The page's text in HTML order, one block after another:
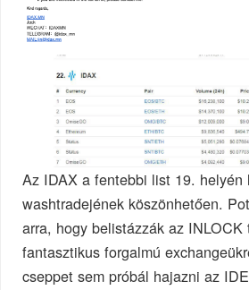
Az IDAX a fentebbi list 19. helyén
washtradejének köszönhetően.
arra, hogy belistázzák az INLOCK
fantasztikus forgalmú
cseppet sem próbál hajazni az